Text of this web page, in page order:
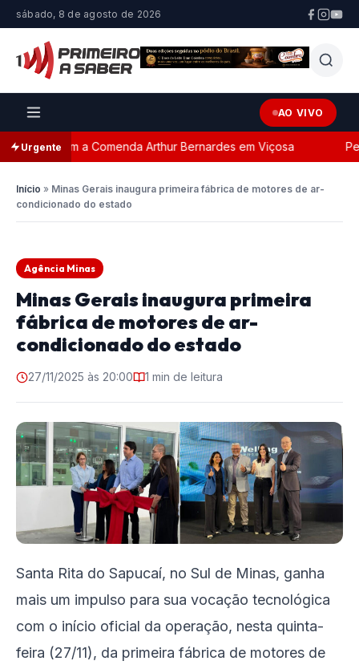
sábado, 8 de agosto de 2026
AO VIVO
Urgente
com a Comenda Arthur Bernardes em Viçosa
Início » Minas Gerais inaugura primeira fábrica de motores de ar-
condicionado do estado
Agência Minas
Minas Gerais inaugura primeira
fábrica de motores de ar-
condicionado do estado
27/11/2025 às 20:00 1 min de leitura
Santa Rita do Sapucaí, no Sul de Minas, ganha
mais um impulso para sua vocação tecnológica
com o início oficial da operação, nesta quinta-
feira (27/11), da primeira fábrica de motores de